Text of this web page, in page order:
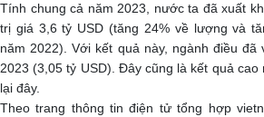
Tính chung cả năm 2023, nước ta đã xuất
trị giá 3,6 tỷ USD (tăng 24% về lượng và
năm 2022). Với kết quả này, ngành điều đã
2023 (3,05 tỷ USD). Đây cũng là kết quả
lại đây.
Theo trang thông tin điện tử tổng hợp